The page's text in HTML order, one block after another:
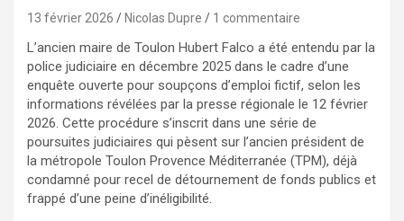
13 février 2026 Nicolas Dupre 1 commentaire
L’ancien maire de Toulon Hubert Falco a été entendu par la
police judiciaire en décembre 2025 dans le cadre d’une
enquête ouverte pour soupçons d’emploi fictif, selon les
informations révélées par la presse régionale le 12 février
2026. Cette procédure s’inscrit dans une série de
poursuites judiciaires qui pèsent sur l’ancien président de
la métropole Toulon Provence Méditerranée (TPM), déjà
condamné pour recel de détournement de fonds publics et
frappé d’une peine d’inéligibilité.